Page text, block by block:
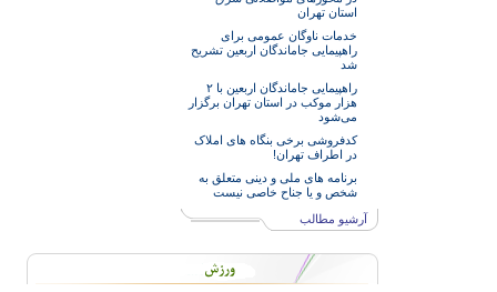
استان تهران
خدمات‌ ناوگان عمومی برای
راهپیمایی جاماندگان اربعین تشریح
شد
راهپیمایی جاماندگان اربعین با ۲
هزار موکب در استان تهران برگزار
می‌شود
کدفروشی برخی بنگاه های املاک
در اطراف تهران!
برنامه های ملی و دینی متعلق به
شخص و یا جناح خاصی نیست
آرشیو مطالب